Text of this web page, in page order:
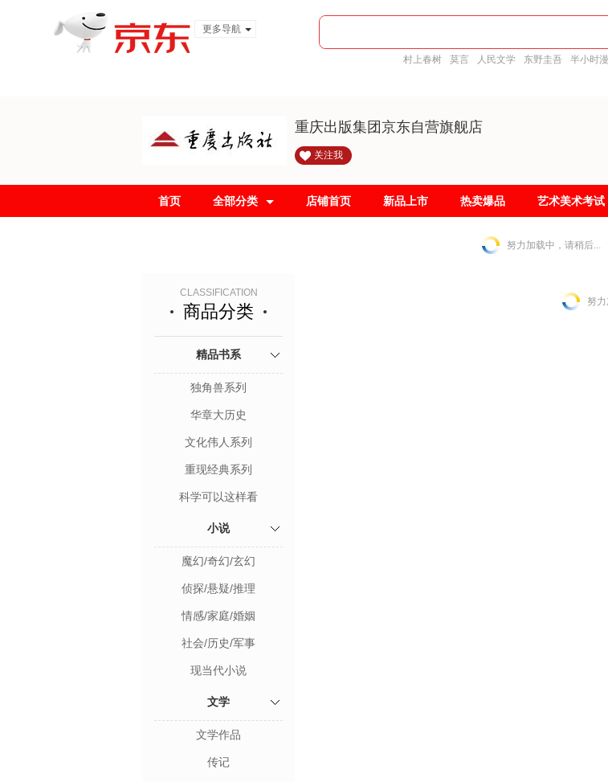
更多导航
村上春树 莫言 人民文学 东野圭吾 半小时
重庆出版集团京东自营旗舰店
关注我
首页 全部分类 店铺首页 新品上市 热卖爆品 艺术美术考试
努力加载中，请稍后...
CLASSIFICATION
商品分类
精品书系
独角兽系列
华章大历史
文化伟人系列
重现经典系列
科学可以这样看
小说
魔幻/奇幻/玄幻
侦探/悬疑/推理
情感/家庭/婚姻
社会/历史/军事
现当代小说
文学
文学作品
传记
努